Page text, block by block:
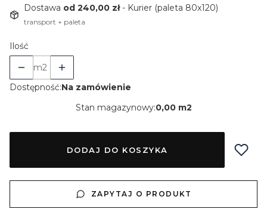
Dostawa od 240,00 zł- Kurier (paleta 80x120)
transport + paleta
Ilość
m2
Dostępność:Na zamówienie
Stan magazynowy:0,00 m2
DODAJ DO KOSZYKA
ZAPYTAJ O PRODUKT